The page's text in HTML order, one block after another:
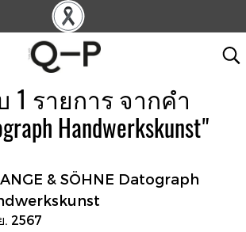
1 รายการ จากคำ
Handwerkskunst"
& SÖHNE Datograph
. 2567